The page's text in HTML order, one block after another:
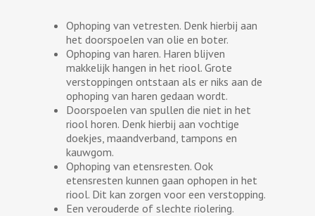
Ophoping van vetresten. Denk hierbij aan
het doorspoelen van olie en boter.
Ophoping van haren. Haren blijven
makkelijk hangen in het riool. Grote
verstoppingen ontstaan als er niks aan de
ophoping van haren gedaan wordt.
Doorspoelen van spullen die niet in het
riool horen. Denk hierbij aan vochtige
doekjes, maandverband, tampons en
kauwgom.
Ophoping van etensresten. Ook
etensresten kunnen gaan ophopen in het
riool. Dit kan zorgen voor een verstopping.
Een verouderde of slechte riolering.